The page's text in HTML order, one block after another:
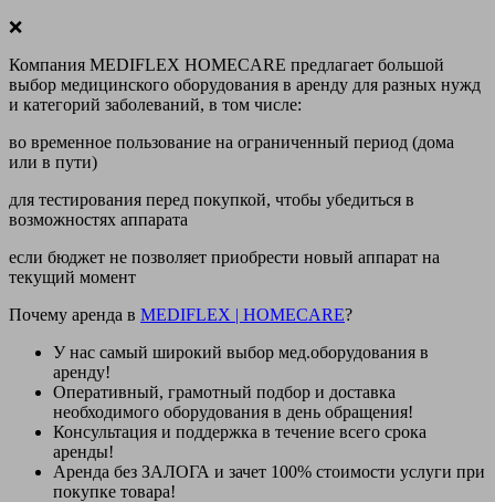
❌
Компания MEDIFLEX HOMECARE предлагает большой
выбор медицинского оборудования в аренду для разных нужд
и категорий заболеваний, в том числе:
во временное пользование на ограниченный период (дома
или в пути)
для тестирования перед покупкой, чтобы убедиться в
возможностях аппарата
если бюджет не позволяет приобрести новый аппарат на
текущий момент
Почему аренда в MEDIFLEX | HOMECARE?
У нас самый широкий выбор мед.оборудования в
аренду!
Оперативный, грамотный подбор и доставка
необходимого оборудования в день обращения!
Консультация и поддержка в течение всего срока
аренды!
Аренда без ЗАЛОГА и зачет 100% стоимости услуги при
покупке товара!